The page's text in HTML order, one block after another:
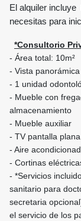
El alquiler incluye
necesitas para
*Consultorio
- Área total: 10m²
- Vista
- 1 unidad
- Mueble con
almacenamiento
- Mueble auxiliar
- TV pantalla plana
- Aire
- Cortinas
- *Servicios
sanitario para
secretaria
el servicio de los